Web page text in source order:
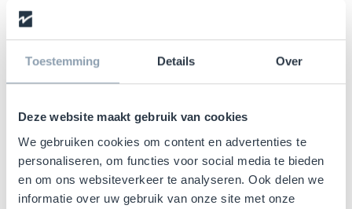
Toestemming Details Over
Deze website maakt gebruik van cookies
We gebruiken cookies om content en advertenties te
personaliseren, om functies voor social media te bieden
en om ons websiteverkeer te analyseren. Ook delen we
informatie over uw gebruik van onze site met onze
Specifications
DIMENSIONS